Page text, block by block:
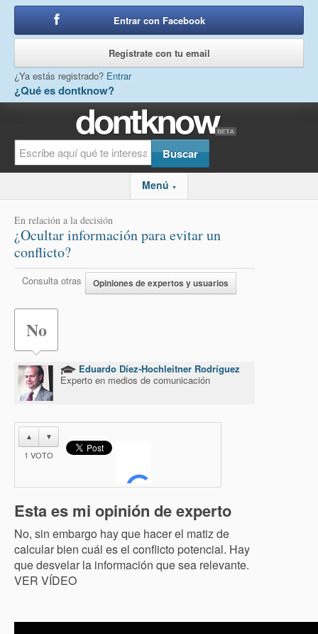
¿Qué es dontknow?
Entrar con Facebook
Regístrate con tu email
¿Ya estás registrado? Entrar
Menú ▼
En relación a la decisión
¿Ocultar información para evitar un
conflicto?
Consulta otras Opiniones de expertos y usuarios
No
Eduardo Díez-Hochleitner Rodríguez
Experto en medios de comunicación
▲ ▼
1 VOTO
Esta es mi opinión de experto
No, sin embargo hay que hacer el matiz de
calcular bien cuál es el conflicto potencial. Hay
que desvelar la información que sea relevante.
VER VÍDEO